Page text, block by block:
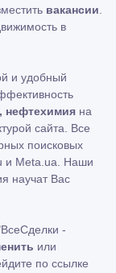
вакансии
в
и удобный
нефтехимия на
сайта. Все
поисковых
и Meta.ua. Наши
научат Вас
-
или
по ссылке